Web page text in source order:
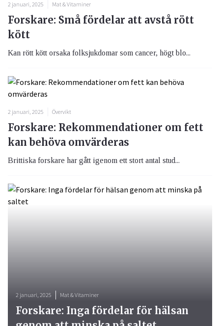
2 januari, 2025 Mat & Vitaminer
Forskare: Små fördelar att avstå rött
kött
Kan rött kött orsaka folksjukdomar som cancer, högt blo...
2 januari, 2025 Övervikt
Forskare: Rekommendationer om fett
kan behöva omvärderas
Brittiska forskare har gått igenom ett stort antal stud...
2 januari, 2025 Mat & Vitaminer
Forskare: Inga fördelar för hälsan